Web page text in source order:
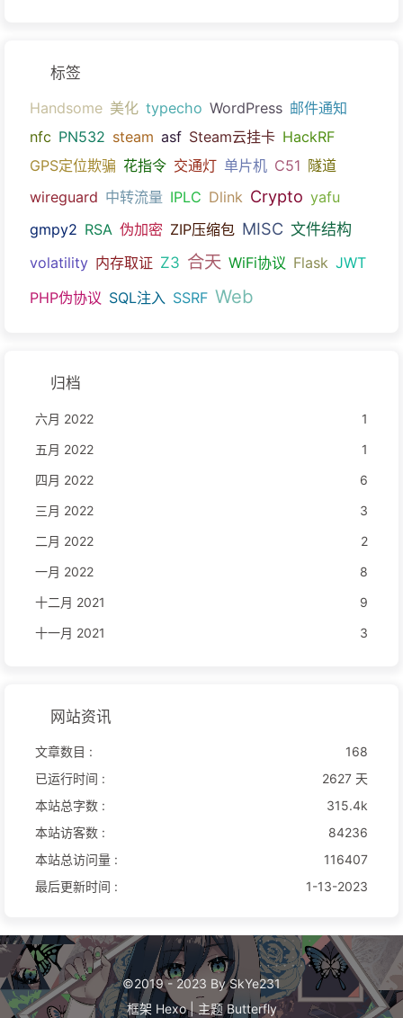
标签
Handsome 美化 typecho WordPress 邮件通知
nfc PN532 steam asf Steam云挂卡 HackRF
GPS定位欺骗 花指令 交通灯 单片机 C51 隧道
wireguard 中转流量 IPLC Dlink Crypto yafu
gmpy2 RSA 伪加密 ZIP压缩包 MISC 文件结构
volatility 内存取证 Z3 合天 WiFi协议 Flask JWT
PHP伪协议 SQL注入 SSRF Web
归档
六月 2022
1
五月 2022
1
四月 2022
6
三月 2022
3
二月 2022
2
一月 2022
8
十二月 2021
9
十一月 2021
3
网站资讯
文章数目 :
168
已运行时间 :
2627 天
本站总字数 :
315.4k
本站访客数 :
84236
本站总访问量 :
116407
最后更新时间 :
1-13-2023
©2019 - 2023 By SkYe231
框架 Hexo | 主题Butterfly